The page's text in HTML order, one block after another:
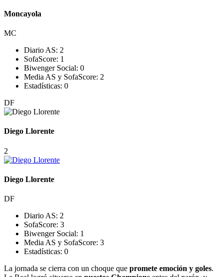
Moncayola
MC
Diario AS: 2
SofaScore: 1
Biwenger Social: 0
Media AS y SofaScore: 2
Estadísticas: 0
DF
Diego Llorente
2
Diego Llorente
DF
Diario AS: 2
SofaScore: 3
Biwenger Social: 1
Media AS y SofaScore: 3
Estadísticas: 0
La jornada se cierra con un choque que promete emoción y goles.